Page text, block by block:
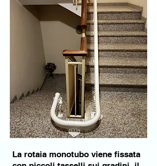
La rotaia monotubo viene fissata